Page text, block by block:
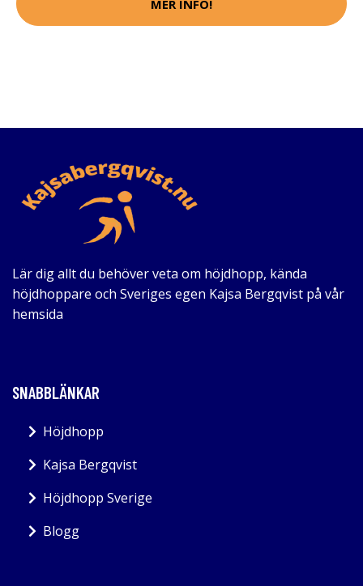
MER INFO!
Lär dig allt du behöver veta om höjdhopp, kända
höjdhoppare och Sveriges egen Kajsa Bergqvist på vår
hemsida
SNABBLÄNKAR
Höjdhopp
Kajsa Bergqvist
Höjdhopp Sverige
Blogg